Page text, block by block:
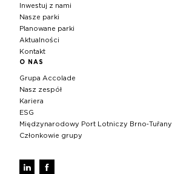
Inwestuj z nami
Nasze parki
Planowane parki
Aktualności
Kontakt
O NAS
Grupa Accolade
Nasz zespół
Kariera
ESG
Międzynarodowy Port Lotniczy Brno‑Tuřany
Członkowie grupy